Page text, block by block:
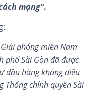
mạng”.
phóng miền Nam
phố Sài Gòn đã được
đầu hàng không điều
Thống chính quyền Sài